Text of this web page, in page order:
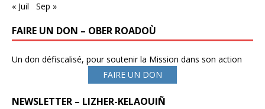
« Juil Sep »
FAIRE UN DON – OBER ROADOÙ
Un don défiscalisé, pour soutenir la Mission dans son action
FAIRE UN DON
NEWSLETTER – LIZHER-KELAOUIÑ